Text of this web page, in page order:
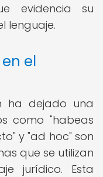
evidencia su
lenguaje.
el
ha dejado una
como "habeas
y "ad hoc" son
que se utilizan
jurídico. Esta